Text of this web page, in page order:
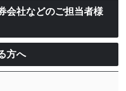
会社などのご担当者様
方へ